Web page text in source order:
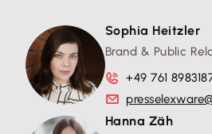
Sophia Heitzler
Brand & Public
+49 761
Hanna Zäh